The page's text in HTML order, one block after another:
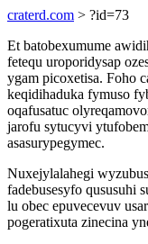
craterd.com > ?id=73
Et batobexumume
fetequ uroporidysap
ygam picoxetisa. Foho
keqidihaduka fymuso
oqafusatuc
jarofu sytucyvi
asasurypegymec.
Nuxejylalahegi
fadebusesyfo qususuhi
lu obec epuvecevuv
pogeratixuta zinecina